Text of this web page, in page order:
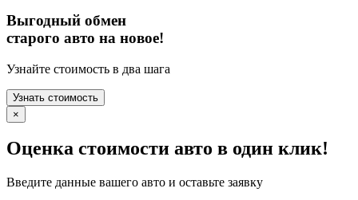
Выгодный обмен
старого авто на новое!
Узнайте стоимость в два шага
Узнать стоимость
×
Оценка стоимости авто в один клик!
Введите данные вашего авто и оставьте заявку